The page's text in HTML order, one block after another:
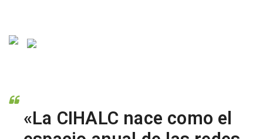
«La CIHALC nace como el